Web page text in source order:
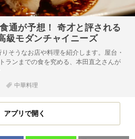
通が予想！ 奇才と評される
級モダンチャイニーズ
そうなお店や料理を紹介します。屋台・
ランまでの食を究める、本田直之さんが
中華料理
アプリで開く